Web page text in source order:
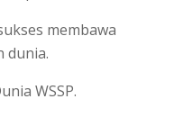
membawa
dunia.
WSSP.